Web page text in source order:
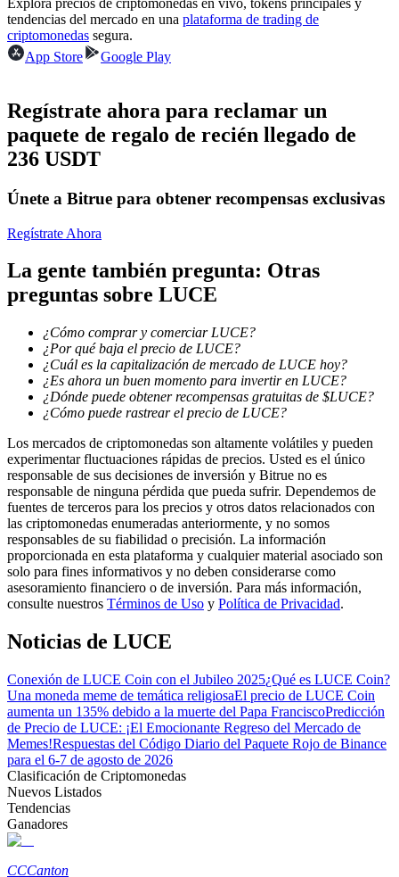
Conviértete en un Trader de Copia
Disfruta del reparto de beneficios y comisiones de copy trading
Análisis de big data que incluye información comercial, etc.
Guía
Guía de inicio de futuros
Estrategias comerciales
Aprenda cómo mantenerse rentable
Explora precios de criptomonedas en vivo, tokens principales y
tendencias del mercado en una plataforma de trading de
criptomonedas segura.
App Store
Google Play
Regístrate ahora para reclamar un
paquete de regalo de recién llegado de
236 USDT
Únete a Bitrue para obtener recompensas exclusivas
Regístrate Ahora
La gente también pregunta: Otras
preguntas sobre LUCE
¿Cómo comprar y comerciar LUCE?
¿Por qué baja el precio de LUCE?
¿Cuál es la capitalización de mercado de LUCE hoy?
¿Es ahora un buen momento para invertir en LUCE?
¿Dónde puede obtener recompensas gratuitas de $LUCE?
¿Cómo puede rastrear el precio de LUCE?
Los mercados de criptomonedas son altamente volátiles y pueden
experimentar fluctuaciones rápidas de precios. Usted es el único
responsable de sus decisiones de inversión y Bitrue no es
responsable de ninguna pérdida que pueda sufrir. Dependemos de
fuentes de terceros para los precios y otros datos relacionados con
las criptomonedas enumeradas anteriormente, y no somos
responsables de su fiabilidad o precisión. La información
proporcionada en esta plataforma y cualquier material asociado son
solo para fines informativos y no deben considerarse como
asesoramiento financiero o de inversión. Para más información,
consulte nuestros Términos de Uso y Política de Privacidad.
Noticias de LUCE
Conexión de LUCE Coin con el Jubileo 2025¿Qué es LUCE Coin?
Una moneda meme de temática religiosaEl precio de LUCE Coin
aumenta un 135% debido a la muerte del Papa FranciscoPredicción
de Precio de LUCE: ¡El Emocionante Regreso del Mercado de
Memes!Respuestas del Código Diario del Paquete Rojo de Binance
para el 6-7 de agosto de 2026
Clasificación de Criptomonedas
Nuevos Listados
Tendencias
Ganadores
CCCanton